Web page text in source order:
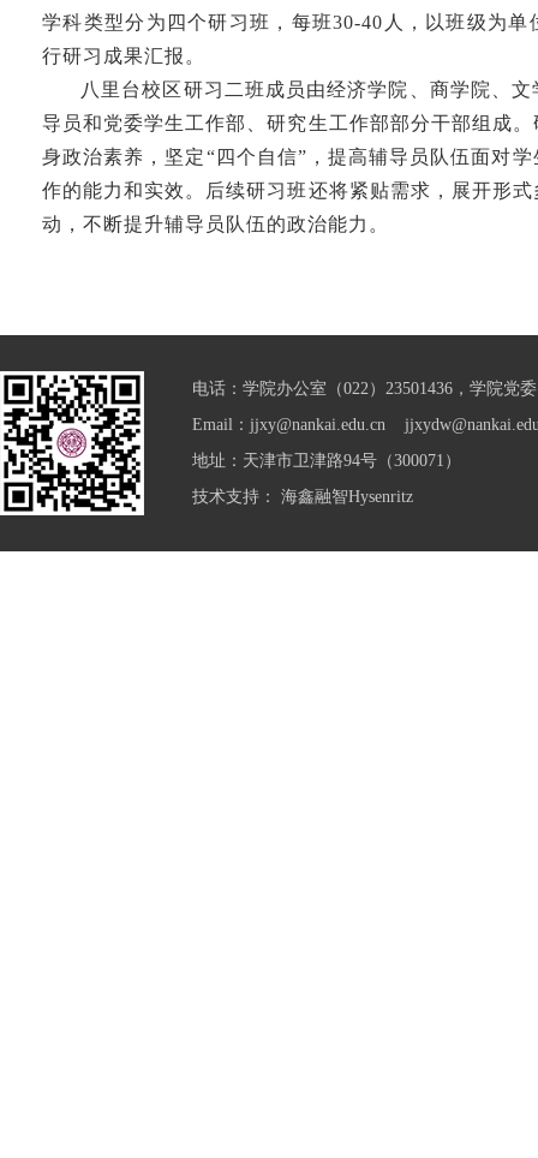
学科类型分为四个研习班，每班30-40人，以班级为
行研习成果汇报。
八里台校区研习二班成员由经济学院、商学院、
导员和党委学生工作部、研究生工作部部分干部组成
身政治素养，坚定“四个自信”，提高辅导员队伍面对
作的能力和实效。后续研习班还将紧贴需求，展开形
动，不断提升辅导员队伍的政治能力。
电话：学院办公室（022）23501436，学院党
Email：jjxy@nankai.edu.cn
地址：天津市卫津路94号（300071）
技术支持： 海鑫融智Hysenritz